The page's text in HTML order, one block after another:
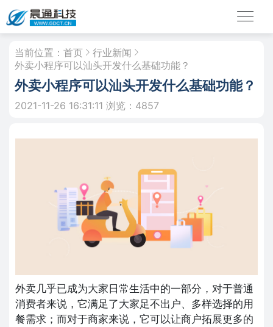
当前位置： 首页
行业新闻
外卖小程序可以汕头开发什么基础功能？
外卖小程序可以汕头开发什么基础功能？
2021-11-26 16:31:11 浏览：4857
外卖几乎已成为大家日常生活中的一部分，对于普通
消费者来说，它满足了大家足不出户、多样选择的用
餐需求；而对于商家来说，它可以让商户拓展更多的